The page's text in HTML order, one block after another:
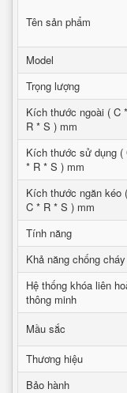
Tên sản phẩm
Model
Trọng lượng
Kích thước ngoài ( C *
R * S ) mm
Kích thước sử dụng (
* R * S ) mm
Kích thước ngăn kéo (
C * R * S ) mm
Tính năng
Khả năng chống cháy
Hệ thống khóa liên
thông minh
Mầu sắc
Thương hiệu
Bảo hành